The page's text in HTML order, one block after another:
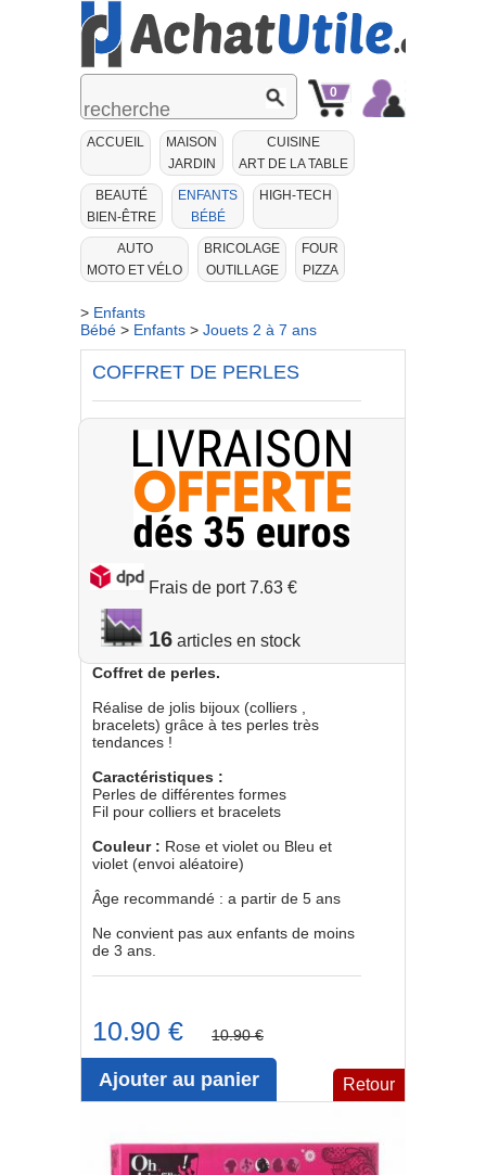
0
Mon
Panier
ACCUEIL
MAISON
JARDIN
CUISINE
ART DE LA TABLE
BEAUTÉ
BIEN-ÊTRE
ENFANTS
BÉBÉ
HIGH-TECH
AUTO
MOTO ET VÉLO
BRICOLAGE
OUTILLAGE
FOUR
PIZZA
> Enfants
Bébé > Enfants > Jouets 2 à 7 ans
COFFRET DE PERLES
Frais de port 7.63 €
16
Coffret de perles.
Réalise de jolis bijoux (colliers ,
bracelets) grâce à tes perles très
tendances !
Caractéristiques :
Perles de différentes formes
Fil pour colliers et bracelets
Couleur : Rose et violet ou Bleu et
violet (envoi aléatoire)
Âge recommandé : a partir de 5 ans
Ne convient pas aux enfants de moins
de 3 ans.
10.90 €
10.90 €
Ajouter au panier Retour